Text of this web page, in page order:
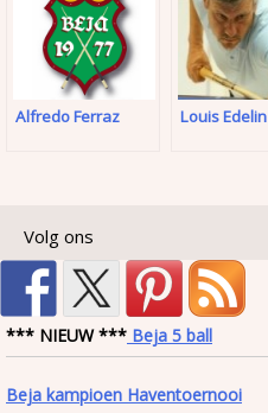
Alfredo Ferraz Louis Edelin
Volg ons
*** NIEUW *** Beja 5 ball
Beja kampioen Haventoernooi